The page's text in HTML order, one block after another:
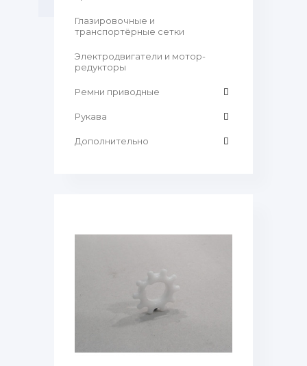
Глазировочные и
транспортёрные сетки
Электродвигатели и мотор-
редукторы
Ремни приводные
Рукава
Дополнительно